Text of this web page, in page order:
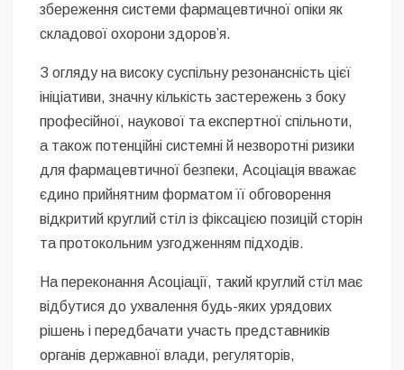
збереження системи фармацевтичної опіки як
складової охорони здоров’я.
З огляду на високу суспільну резонансність цієї
ініціативи, значну кількість застережень з боку
професійної, наукової та експертної спільноти,
а також потенційні системні й незворотні ризики
для фармацевтичної безпеки, Асоціація вважає
єдино прийнятним форматом її обговорення
відкритий круглий стіл із фіксацією позицій сторін
та протокольним узгодженням підходів.
На переконання Асоціації, такий круглий стіл має
відбутися до ухвалення будь-яких урядових
рішень і передбачати участь представників
органів державної влади, регуляторів,